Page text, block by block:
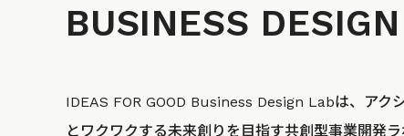
BUSINESS
IDEAS FOR GOOD Business Design Labは、アク
とワクワクする未来創りを目指す共創型事業開発ラ